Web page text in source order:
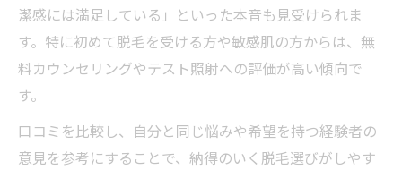
潔感には満足している」といった本音も見受けられま
す。特に初めて脱毛を受ける方や敏感肌の方からは、無
料カウンセリングやテスト照射への評価が高い傾向で
す。
口コミを比較し、自分と同じ悩みや希望を持つ経験者の
意見を参考にすることで、納得のいく脱毛選びがしやす